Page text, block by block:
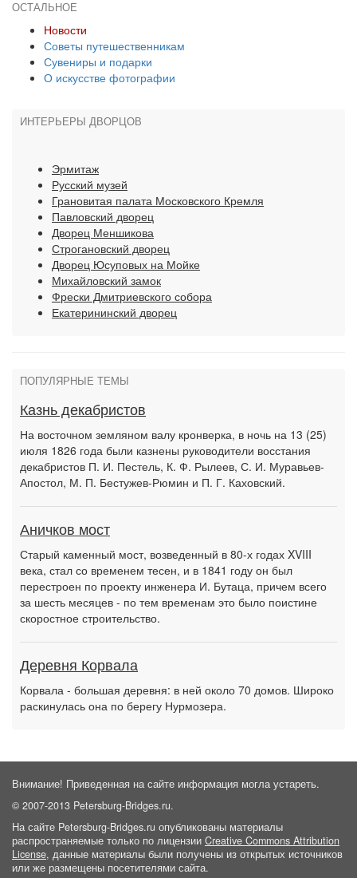
ОСТАЛЬНОЕ
Новости
Советы путешественникам
Сувениры и подарки
О искусстве фотографии
ИНТЕРЬЕРЫ ДВОРЦОВ
Эрмитаж
Русский музей
Грановитая палата Московского Кремля
Павловский дворец
Дворец Меншикова
Строгановский дворец
Дворец Юсуповых на Мойке
Михайловский замок
Фрески Дмитриевского собора
Екатерининский дворец
ПОПУЛЯРНЫЕ ТЕМЫ
Казнь декабристов
На восточном земляном валу кронверка, в ночь на 13 (25)
июля 1826 года были казнены руководители восстания
декабристов П. И. Пестель, К. Ф. Рылеев, С. И. Муравьев-
Апостол, М. П. Бестужев-Рюмин и П. Г. Каховский.
Аничков мост
Старый каменный мост, возведенный в 80-х годах XVIII
века, стал со временем тесен, и в 1841 году он был
перестроен по проекту инженера И. Бутаца, причем всего
за шесть месяцев - по тем временам это было поистине
скоростное строительство.
Деревня Корвала
Корвала - большая деревня: в ней около 70 домов. Широко
раскинулась она по берегу Нурмозера.
Внимание! Приведенная на сайте информация могла устареть.
© 2007-2013 Petersburg-Bridges.ru.
На сайте Petersburg-Bridges.ru опубликованы материалы
распространяемые только по лицензии Creative Commons Attribution
License, данные материалы были получены из открытых источников
или же размещены посетителями сайта.